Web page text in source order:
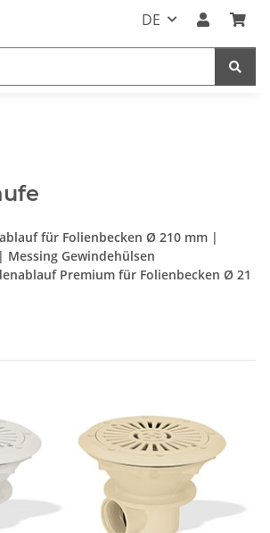
DE
für Folienbecken Ø 210 mm |
Messing Gewindehülsen
Premium für Folienbecken Ø 21